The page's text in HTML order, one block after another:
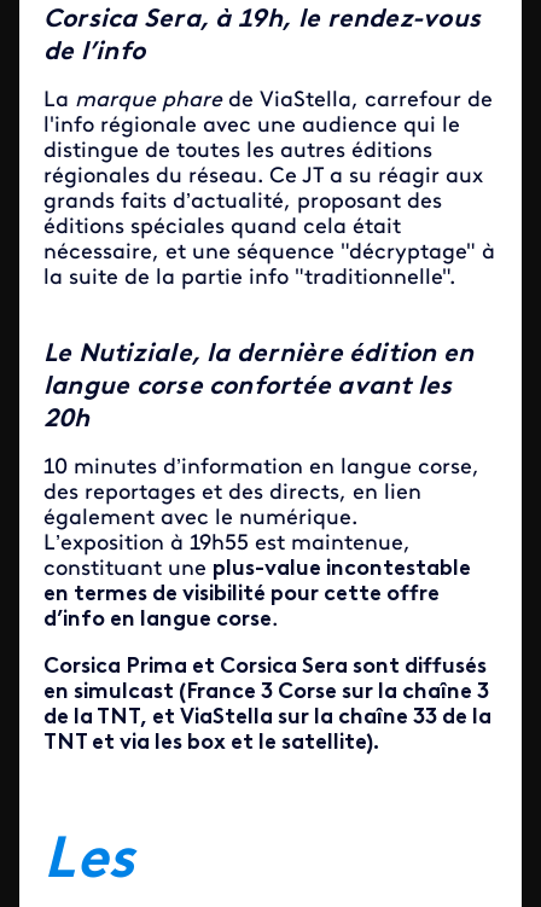
Corsica Sera, à 19h, le rendez-vous
de l’info
La marque pharede ViaStella, carrefour de
l'info régionale avec une audience qui le
distingue de toutes les autres éditions
régionales du réseau. Ce JT a su réagir aux
grands faits d’actualité, proposant des
éditions spéciales quand cela était
nécessaire, et une séquence "décryptage" à
la suite de la partie info "traditionnelle".
Le Nutiziale, la dernière édition en
langue corse confortée avant les
20h
10 minutes d’information en langue corse,
des reportages et des directs, en lien
également avec le numérique.
L’exposition à 19h55 est maintenue,
constituant une plus-value incontestable
en termes de visibilité pour cette offre
d’info en langue corse.
Corsica Prima et Corsica Sera sont diffusés
en simulcast (France 3 Corse sur la chaîne 3
de la TNT, et ViaStella sur la chaîne 33 de la
TNT et via les box et le satellite).
Les